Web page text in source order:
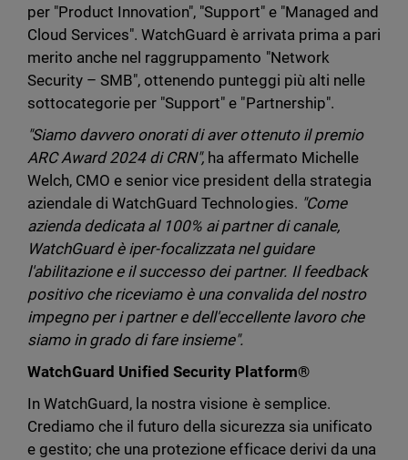
per "Product Innovation", "Support" e "Managed and
Cloud Services". WatchGuard è arrivata prima a pari
merito anche nel raggruppamento "Network
Security – SMB", ottenendo punteggi più alti nelle
sottocategorie per "Support" e "Partnership".
"Siamo davvero onorati di aver ottenuto il premio
ARC Award 2024 di CRN", ha affermato Michelle
Welch, CMO e senior vice president della strategia
aziendale di WatchGuard Technologies. "Come
azienda dedicata al 100% ai partner di canale,
WatchGuard è iper-focalizzata nel guidare
l'abilitazione e il successo dei partner. Il feedback
positivo che riceviamo è una convalida del nostro
impegno per i partner e dell'eccellente lavoro che
siamo in grado di fare insieme".
WatchGuard Unified Security Platform®
In WatchGuard, la nostra visione è semplice.
Crediamo che il futuro della sicurezza sia unificato
e gestito; che una protezione efficace derivi da una